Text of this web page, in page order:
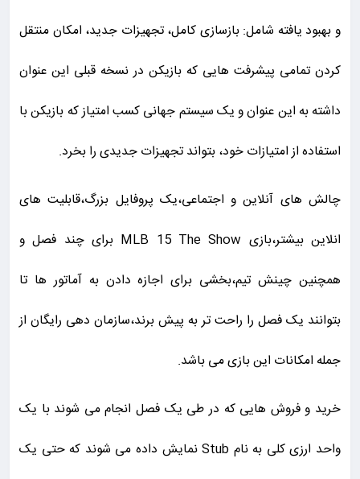
و بهبود یافته شامل: بازسازی کامل، تجهیزات جدید، امکان منتقل
کردن تمامی پیشرفت هایی که بازیکن در نسخه قبلی این عنوان
داشته به این عنوان و یک سیستم جهانی کسب امتیاز که بازیکن با
استفاده از امتیازات خود، بتواند تجهیزات جدیدی را بخرد.
چالش های آنلاین و اجتماعی،یک پروفایل بزرگ،قابلیت های
انلاین بیشتر،بازی MLB 15 The Show برای چند فصل و
همچنین چینش تیم،بخشی برای اجازه دادن به آماتور ها تا
بتوانند یک فصل را راحت تر به پیش برند،سازمان دهی رایگان از
جمله امکانات این بازی می باشد.
خرید و فروش هایی که در طی یک فصل انجام می شوند با یک
واحد ارزی کلی به نام Stub نمایش داده می شوند که حتی یک